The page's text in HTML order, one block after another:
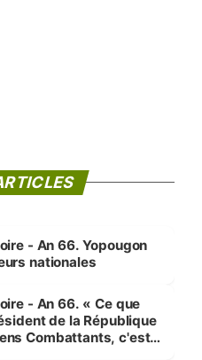
- An 66. Yopougon
nationales
- An 66. « Ce que
de la République
Combattants, c'est